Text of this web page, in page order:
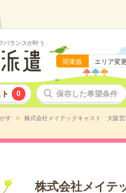
バランスが叶う
関東版 エリア変更
0 保存した希望条件
す 株式会社メイテックキャスト 大阪営
株式会社メイテ